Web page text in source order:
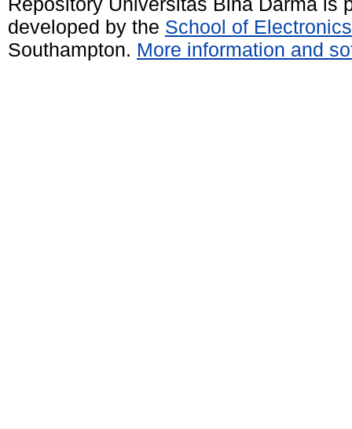
developed by the School of
Southampton. More information and